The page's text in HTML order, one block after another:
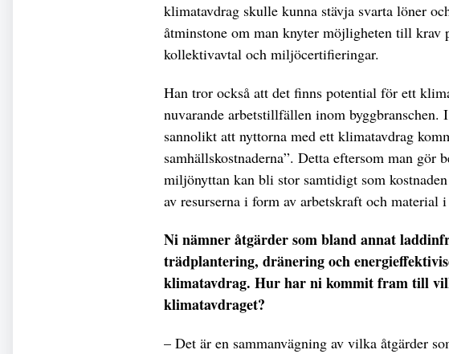
klimatavdrag skulle kunna stävja svarta löner
åtminstone om man knyter möjligheten till krav
kollektivavtal och miljöcertifieringar.
Han tror också att det finns potential för ett
nuvarande arbetstillfällen inom byggbranschen.
sannolikt att nyttorna med ett klimatavdrag
samhällskostnaderna”. Detta eftersom man gör
miljönyttan kan bli stor samtidigt som
av resurserna i form av arbetskraft och material i
Ni nämner åtgärder som bland annat
trädplantering, dränering och
klimatavdrag. Hur har ni kommit fram till
klimatavdraget?
– Det är en sammanvägning av vilka åtgärder